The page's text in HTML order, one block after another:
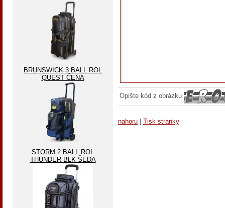
Opište kód z obrázku
nahoru | Tisk stranky
BRUNSWICK 3 BALL ROL
QUEST ČENA
STORM 2 BALL ROL
THUNDER BLK ŠEDA